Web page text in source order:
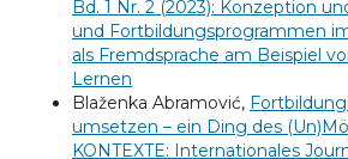
Bd. 1 Nr. 2 (2023): Konzeption
und Fortbildungsprogrammen
als Fremdsprache am Beispiel
Lernen
Blaženka Abramović,
umsetzen – ein Ding des
KONTEXTE: Internationales